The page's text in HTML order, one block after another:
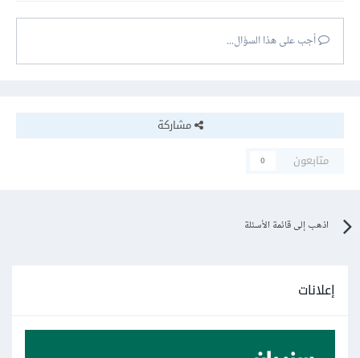
أجب على هذا السؤال...
مشاركة
متابعون
0
اذهب إلى قائمة الأسئلة
إعلانات